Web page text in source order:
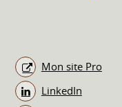
Mon site Pro
LinkedIn